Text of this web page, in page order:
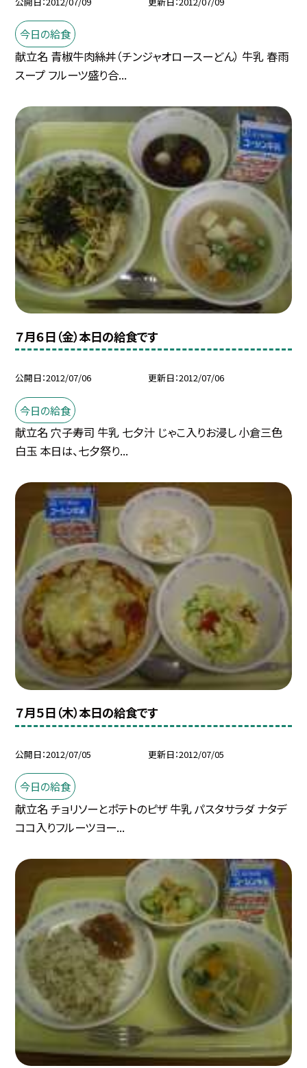
今日の給食
献立名 青椒牛肉絲丼（チンジャオロースーどん） 牛乳 春雨
スープ フルーツ盛り合...
７月６日（金）本日の給食です
公開日 2012/07/06 更新日 2012/07/06
今日の給食
献立名 穴子寿司 牛乳 七夕汁 じゃこ入りお浸し 小倉三色
白玉 本日は、七夕祭り...
７月５日（木）本日の給食です
公開日 2012/07/05 更新日 2012/07/05
今日の給食
献立名 チョリソーとポテトのピザ 牛乳 パスタサラダ ナタデ
ココ入りフルーツヨー...